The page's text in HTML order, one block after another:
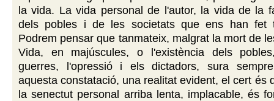
la vida. La vida personal de l'autor, la vida de la
dels pobles i de les societats que ens han fet
Podrem pensar que tanmateix, malgrat la mort de
Vida, en majúscules, o l'existència dels
guerres, l'opressió i els dictadors, sura
aquesta constatació, una realitat evident, el cert és
la senectut personal arriba lenta, implacable, és